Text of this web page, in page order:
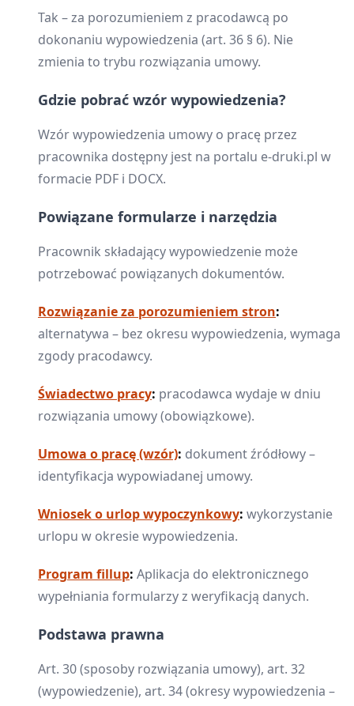
Tak – za porozumieniem z pracodawcą po
dokonaniu wypowiedzenia (art. 36 § 6). Nie
zmienia to trybu rozwiązania umowy.
Gdzie pobrać wzór wypowiedzenia?
Wzór wypowiedzenia umowy o pracę przez
pracownika dostępny jest na portalu e-druki.pl w
formacie PDF i DOCX.
Powiązane formularze i narzędzia
Pracownik składający wypowiedzenie może
potrzebować powiązanych dokumentów.
Rozwiązanie za porozumieniem stron:
alternatywa – bez okresu wypowiedzenia, wymaga
zgody pracodawcy.
Świadectwo pracy: pracodawca wydaje w dniu
rozwiązania umowy (obowiązkowe).
Umowa o pracę (wzór): dokument źródłowy –
identyfikacja wypowiadanej umowy.
Wniosek o urlop wypoczynkowy: wykorzystanie
urlopu w okresie wypowiedzenia.
Program fillup: Aplikacja do elektronicznego
wypełniania formularzy z weryfikacją danych.
Podstawa prawna
Art. 30 (sposoby rozwiązania umowy), art. 32
(wypowiedzenie), art. 34 (okresy wypowiedzenia –